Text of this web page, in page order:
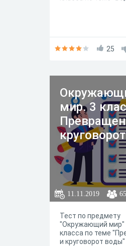
25
мир. 3
11.11.2019
Тест по предмету
"Окружающий мир"
класса по теме
и круговорот воды"